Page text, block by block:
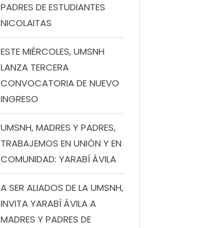
PADRES DE ESTUDIANTES
NICOLAITAS
ESTE MIÉRCOLES, UMSNH
LANZA TERCERA
CONVOCATORIA DE NUEVO
INGRESO
UMSNH, MADRES Y PADRES,
TRABAJEMOS EN UNIÓN Y EN
COMUNIDAD: YARABÍ ÁVILA
A SER ALIADOS DE LA UMSNH,
INVITA YARABÍ ÁVILA A
MADRES Y PADRES DE